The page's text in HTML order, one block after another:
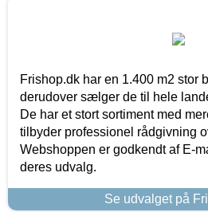
Frishop.dk har en 1.400 m2 stor
derudover sælger de til hele
De har et stort sortiment med
tilbyder professionel rådgivning
Webshoppen er godkendt af E-
deres udvalg.
Se udvalget på